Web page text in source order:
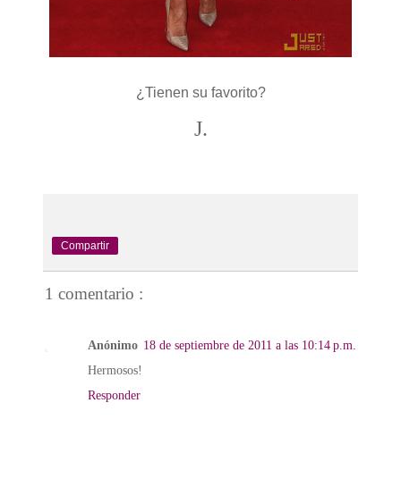
¿Tienen su favorito?
J.
Compartir
1 comentario :
Anónimo 18 de septiembre de 2011 a las 10:14 p.m.
Hermosos!
Responder